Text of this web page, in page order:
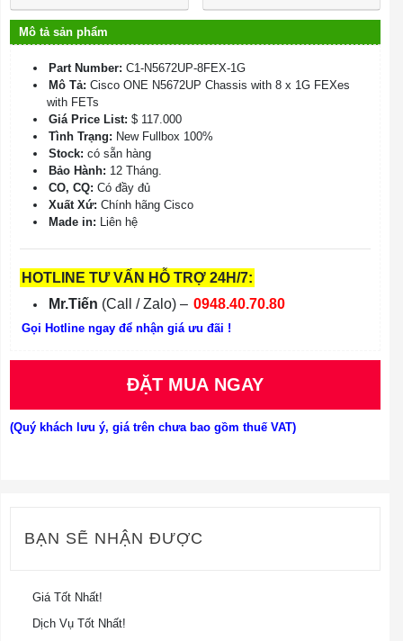
Mô tả sản phẩm
Part Number: C1-N5672UP-8FEX-1G
Mô Tả: Cisco ONE N5672UP Chassis with 8 x 1G FEXes
with FETs
Giá Price List: $ 117.000
Tình Trạng: New Fullbox 100%
Stock: có sẵn hàng
Bảo Hành: 12 Tháng.
CO, CQ: Có đầy đủ
Xuất Xứ: Chính hãng Cisco
Made in: Liên hệ
HOTLINE TƯ VẤN HỖ TRỢ 24H/7:
Mr.Tiến (Call / Zalo) – 0948.40.70.80
Gọi Hotline ngay để nhận giá ưu đãi !
ĐẶT MUA NGAY
(Quý khách lưu ý, giá trên chưa bao gồm thuế VAT)
BẠN SẼ NHẬN ĐƯỢC
Giá Tốt Nhất!
Dịch Vụ Tốt Nhất!